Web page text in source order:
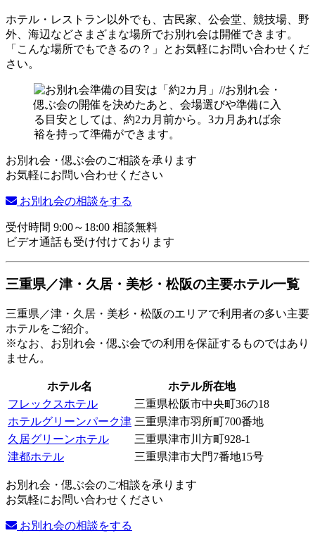
ホテル・レストラン以外でも、古民家、公会堂、競技場、野
外、海辺などさまざまな場所でお別れ会は開催できます。
「こんな場所でもできるの？」とお気軽にお問い合わせくだ
さい。
お別れ会・偲ぶ会のご相談を承ります
お気軽にお問い合わせください
お別れ会の相談をする
受付時間 9:00～18:00 相談無料
ビデオ通話も受け付けております
三重県／津・久居・美杉・松阪の主要ホテル一覧
三重県／津・久居・美杉・松阪のエリアで利用者の多い主要
ホテルをご紹介。
※なお、お別れ会・偲ぶ会での利用を保証するものではあり
ません。
ホテル名
ホテル所在地
フレックスホテル
三重県松阪市中央町36の18
ホテルグリーンパーク津 三重県津市羽所町700番地
久居グリーンホテル
三重県津市川方町928-1
津都ホテル
三重県津市大門7番地15号
お別れ会・偲ぶ会のご相談を承ります
お気軽にお問い合わせください
お別れ会の相談をする